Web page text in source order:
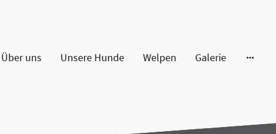
Über uns Unsere Hunde Welpen Galerie